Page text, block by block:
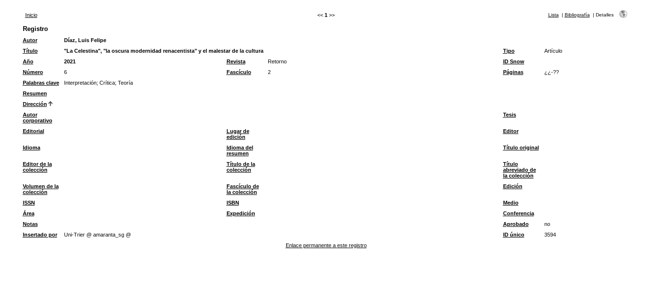
Inicio << 1 >> Lista | Bibliografía | Detalles
Registro
Autor
Díaz, Luis Felipe
Título
"La Celestina", "la oscura modernidad renacentista" y el malestar de la cultura Tipo
Artículo
Año
2021 Revista Retorno
ID Snow
Número
6 Fascículo 2 Páginas
¿¿-??
Palabras clave
Interpretación; Crítica; Teoría
Resumen
Dirección
Autor
corporativo
Tesis
Editorial
Lugar de
edición
Editor
Idioma
Idioma del
resumen
Título original
Editor de la
colección
Título de la
colección
Título
abreviado de
la colección
Volumen de la
colección
Fascículo de
la colección
Edición
ISSN ISBN
Medio
Área
Expedición
Conferencia
Notas
Aprobado
no
Insertado por
Uni-Trier @ amaranta_sg @ ID único
3594
Enlace permanente a este registro